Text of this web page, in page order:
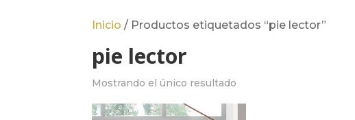
Inicio / Productos etiquetados “pie lector”
pie lector
Mostrando el único resultado